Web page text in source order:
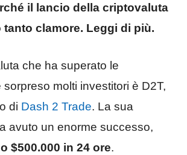
il lancio della criptovaluta
tanto clamore. Leggi di più.
che ha superato le
molti investitori è D2T,
di Dash 2 Trade. La sua
avuto un enorme successo,
$500.000 in 24 ore.